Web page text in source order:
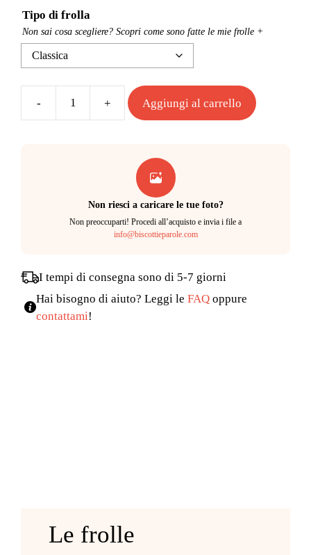
Tipo di frolla
Non sai cosa scegliere? Scopri come sono fatte le mie frolle +
Box
biscotti
quantità
Aggiungi al carrello
Non riesci a caricare le tue foto?
Non preoccuparti! Procedi all’acquisto e invia i file a
info@biscottieparole.com
I tempi di consegna sono di 5-7 giorni
Hai bisogno di aiuto? Leggi le FAQ oppure
contattami !
Le frolle